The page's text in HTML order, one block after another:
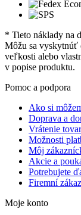
* Tieto náklady na
Môžu sa vyskytnúť
veľkosti alebo
v popise produktu.
Pomoc a podpora
Ako si
Doprava a
Vrátenie
Možnosti
Môj
Akcie a
Potrebujete
Firemní
Moje konto